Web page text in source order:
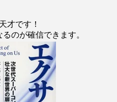
才です！
のが確信できます。